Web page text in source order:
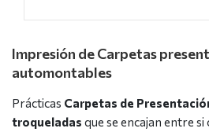
Impresión de Carpetas
automontables
Prácticas Carpetas de
troqueladas que se encajan entre si